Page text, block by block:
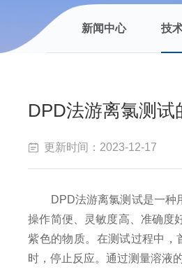
新闻中心 技
DPD法游离氯测试
更新时间：2023-12-17
DPD法游离氯测试是一种用
操作简便、灵敏度高、准确度
紫色的物质。在测试过程中，
时，停止反应。通过测量溶液